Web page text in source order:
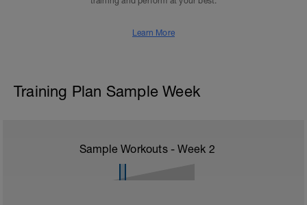
Learn More
Training Plan Sample Week
Sample Workouts - Week 2